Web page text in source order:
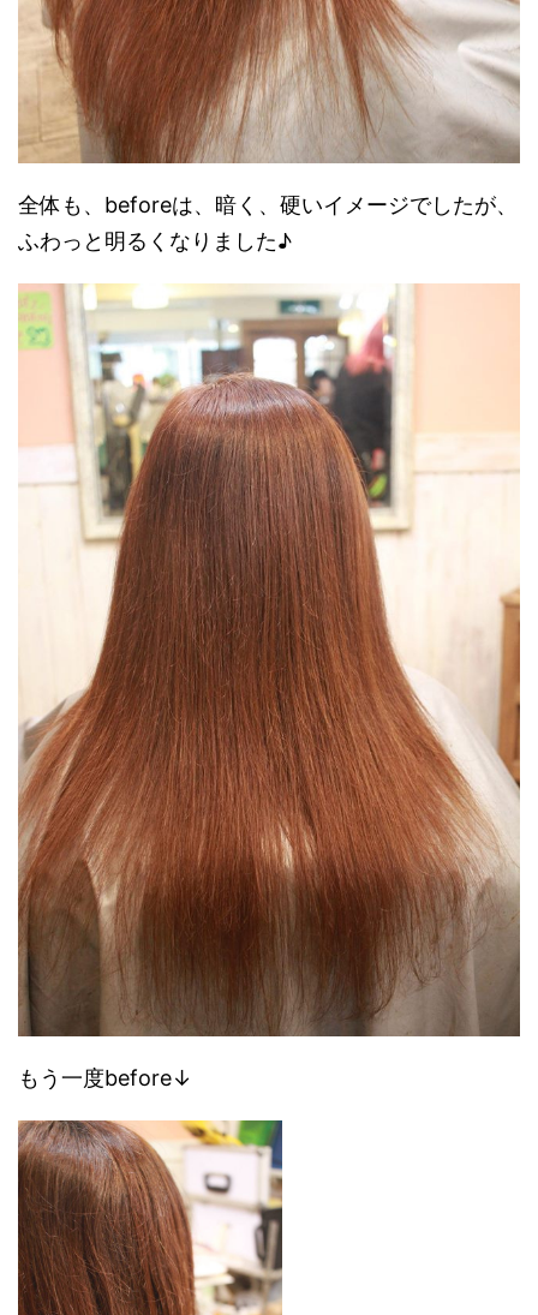
全体も、beforeは、暗く、硬いイメージでしたが、
ふわっと明るくなりました♪
もう一度before↓